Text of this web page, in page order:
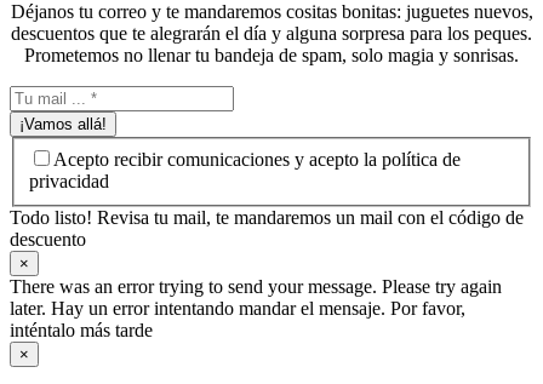
Déjanos tu correo y te mandaremos cositas bonitas: juguetes nuevos,
descuentos que te alegrarán el día y alguna sorpresa para los peques.
Prometemos no llenar tu bandeja de spam, solo magia y sonrisas.
¡Vamos allá!
Acepto recibir comunicaciones y acepto la política de
privacidad
Todo listo! Revisa tu mail, te mandaremos un mail con el código de
descuento
×
There was an error trying to send your message. Please try again
later. Hay un error intentando mandar el mensaje. Por favor,
inténtalo más tarde
×